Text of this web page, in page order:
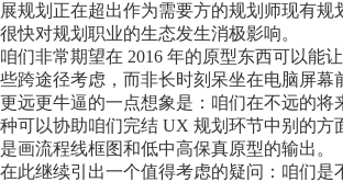
展规划正在超出作为需要方的规划师现有规
很快对规划职业的生态发生消极影响。
咱们非常期望在 2016 年的原型东西可以能
些跨途径考虑，而非长时刻呆坐在电脑屏幕
更远更牛逼的一点想象是：咱们在不远的将
种可以协助咱们完结 UX 规划环节中别的方
是画流程线框图和低中高保真原型的输出。
在此继续引出一个值得考虑的疑问：咱们是